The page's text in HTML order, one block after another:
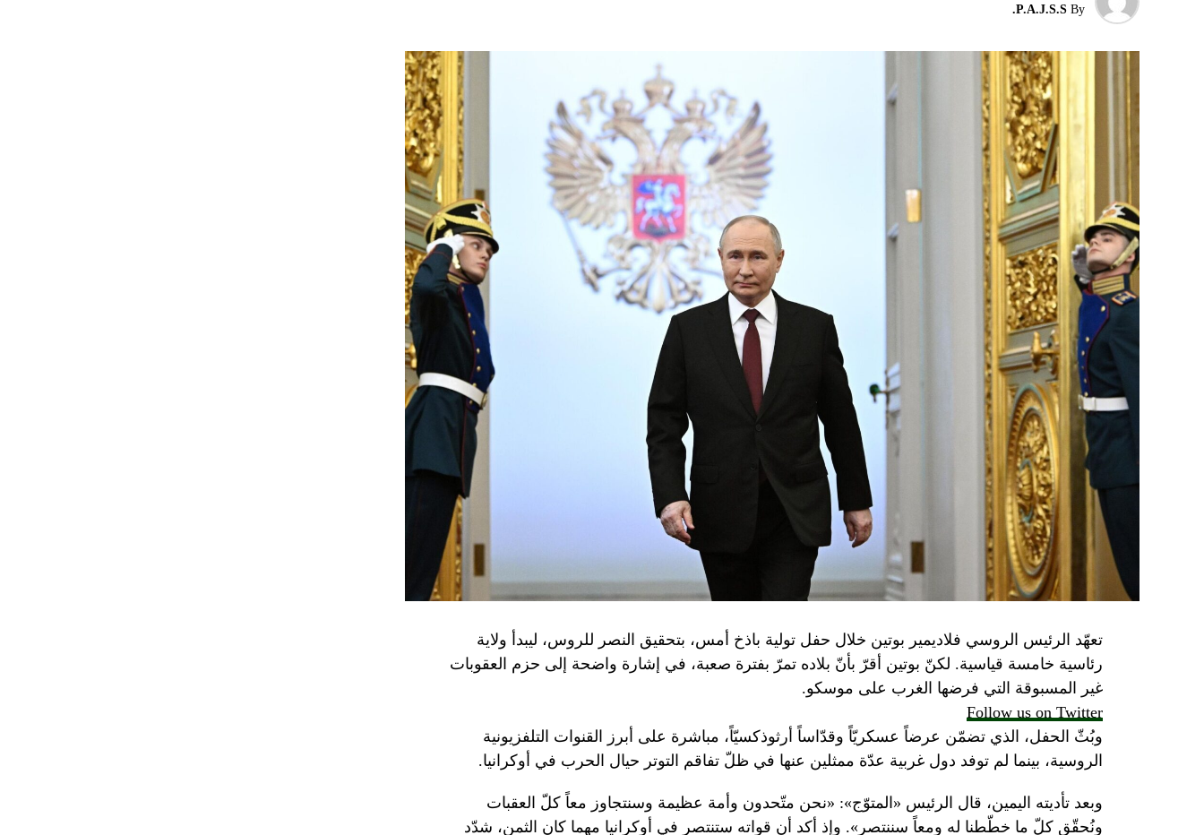
By
P.A.J.S.S.
تعهّد الرئيس الروسي فلاديمير بوتين خلال حفل تولية باذخ أمس، بتحقيق النصر للروس، ليبدأ ولاية
رئاسية خامسة قياسية. لكنّ بوتين أقرّ بأنّ بلاده تمرّ بفترة صعبة، في إشارة واضحة إلى حزم العقوبات
غير المسبوقة التي فرضها الغرب على موسكو.
Follow us on Twitter
وبُثّ الحفل، الذي تضمّن عرضاً عسكريّاً وقدّاساً أرثوذكسيّاً، مباشرة على أبرز القنوات التلفزيونية
الروسية، بينما لم توفد دول غربية عدّة ممثلين عنها في ظلّ تفاقم التوتر حيال الحرب في أوكرانيا.
وبعد تأديته اليمين، قال الرئيس «المتوّج»: «نحن متّحدون وأمة عظيمة وسنتجاوز معاً كلّ العقبات
ونُحقّق كلّ ما خطّطنا له ومعاً سننتصر». وإذ أكد أن قواته ستنتصر في أوكرانيا مهما كان الثمن، شدّد